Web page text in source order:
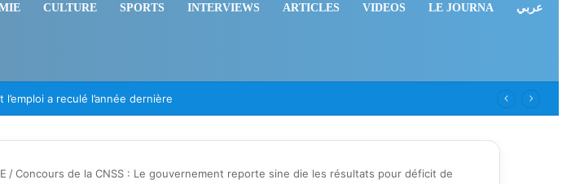
CULTURE SPORTS INTERVIEWS ARTICLES VIDEOS LE JOURNA عربي
Mali
/Concours de la CNSS : Le gouvernement reporte sine die les résultats pour déficit de